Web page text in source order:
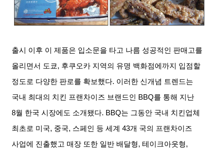
출시 이후 이 제품은 입소문을 타고 나름 성공적인 판매고를
올리면서 도쿄, 후쿠오카 지역의 유명 백화점에까지 입점할
정도로 다양한 판로를 확보했다. 이러한 신개념 트렌드는
국내 최대의 치킨 프랜차이즈 브랜드인 BBQ를 통해 지난
8월 한국 시장에도 소개됐다. BBQ는 그동안 국내 치킨업체
최초로 미국, 중국, 스페인 등 세계 43개 국의 프랜차이즈
사업에 진출했고 매장 또한 일반 배달형,테이크아웃형,